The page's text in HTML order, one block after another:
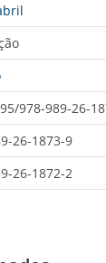
978-989-26-
26-1873-9
26-1872-2